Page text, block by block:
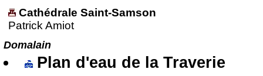
Cathédrale Saint-Samson
Patrick Amiot
Domalain
Plan d'eau de la Traverie